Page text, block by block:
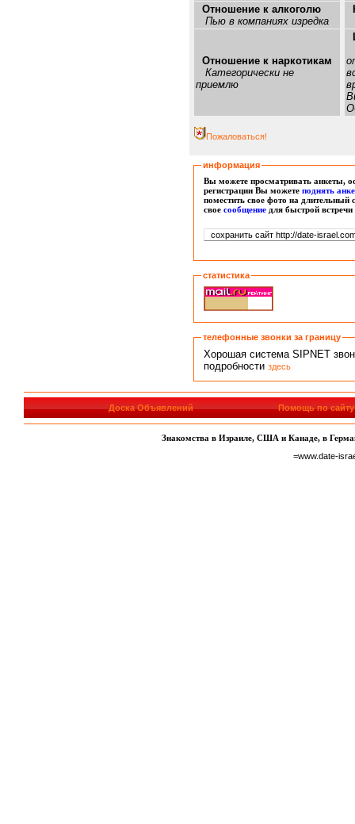
Отношение к алкоголю
Пью в компаниях изредка
Отношение к наркотикам
Категорически не
приемлю
Пожаловаться!
информация
Вы можете просматривать анкеты,
регистрации Вы можетеподнять
поместить свое фото на длительный
своесообщение для быстрой
статистика
телефонные звонки за границу
Хорошая система SIPNET
подробностиздесь
Доска Объявлений Помощь по сайту
Знакомства в Израиле, США и Канаде, в
=www.date-